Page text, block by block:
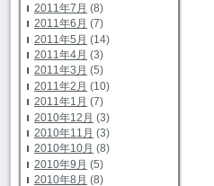
2011年7月 (8)
2011年6月 (7)
2011年5月 (14)
2011年4月 (3)
2011年3月 (5)
2011年2月 (10)
2011年1月 (7)
2010年12月 (3)
2010年11月 (3)
2010年10月 (8)
2010年9月 (5)
2010年8月 (8)